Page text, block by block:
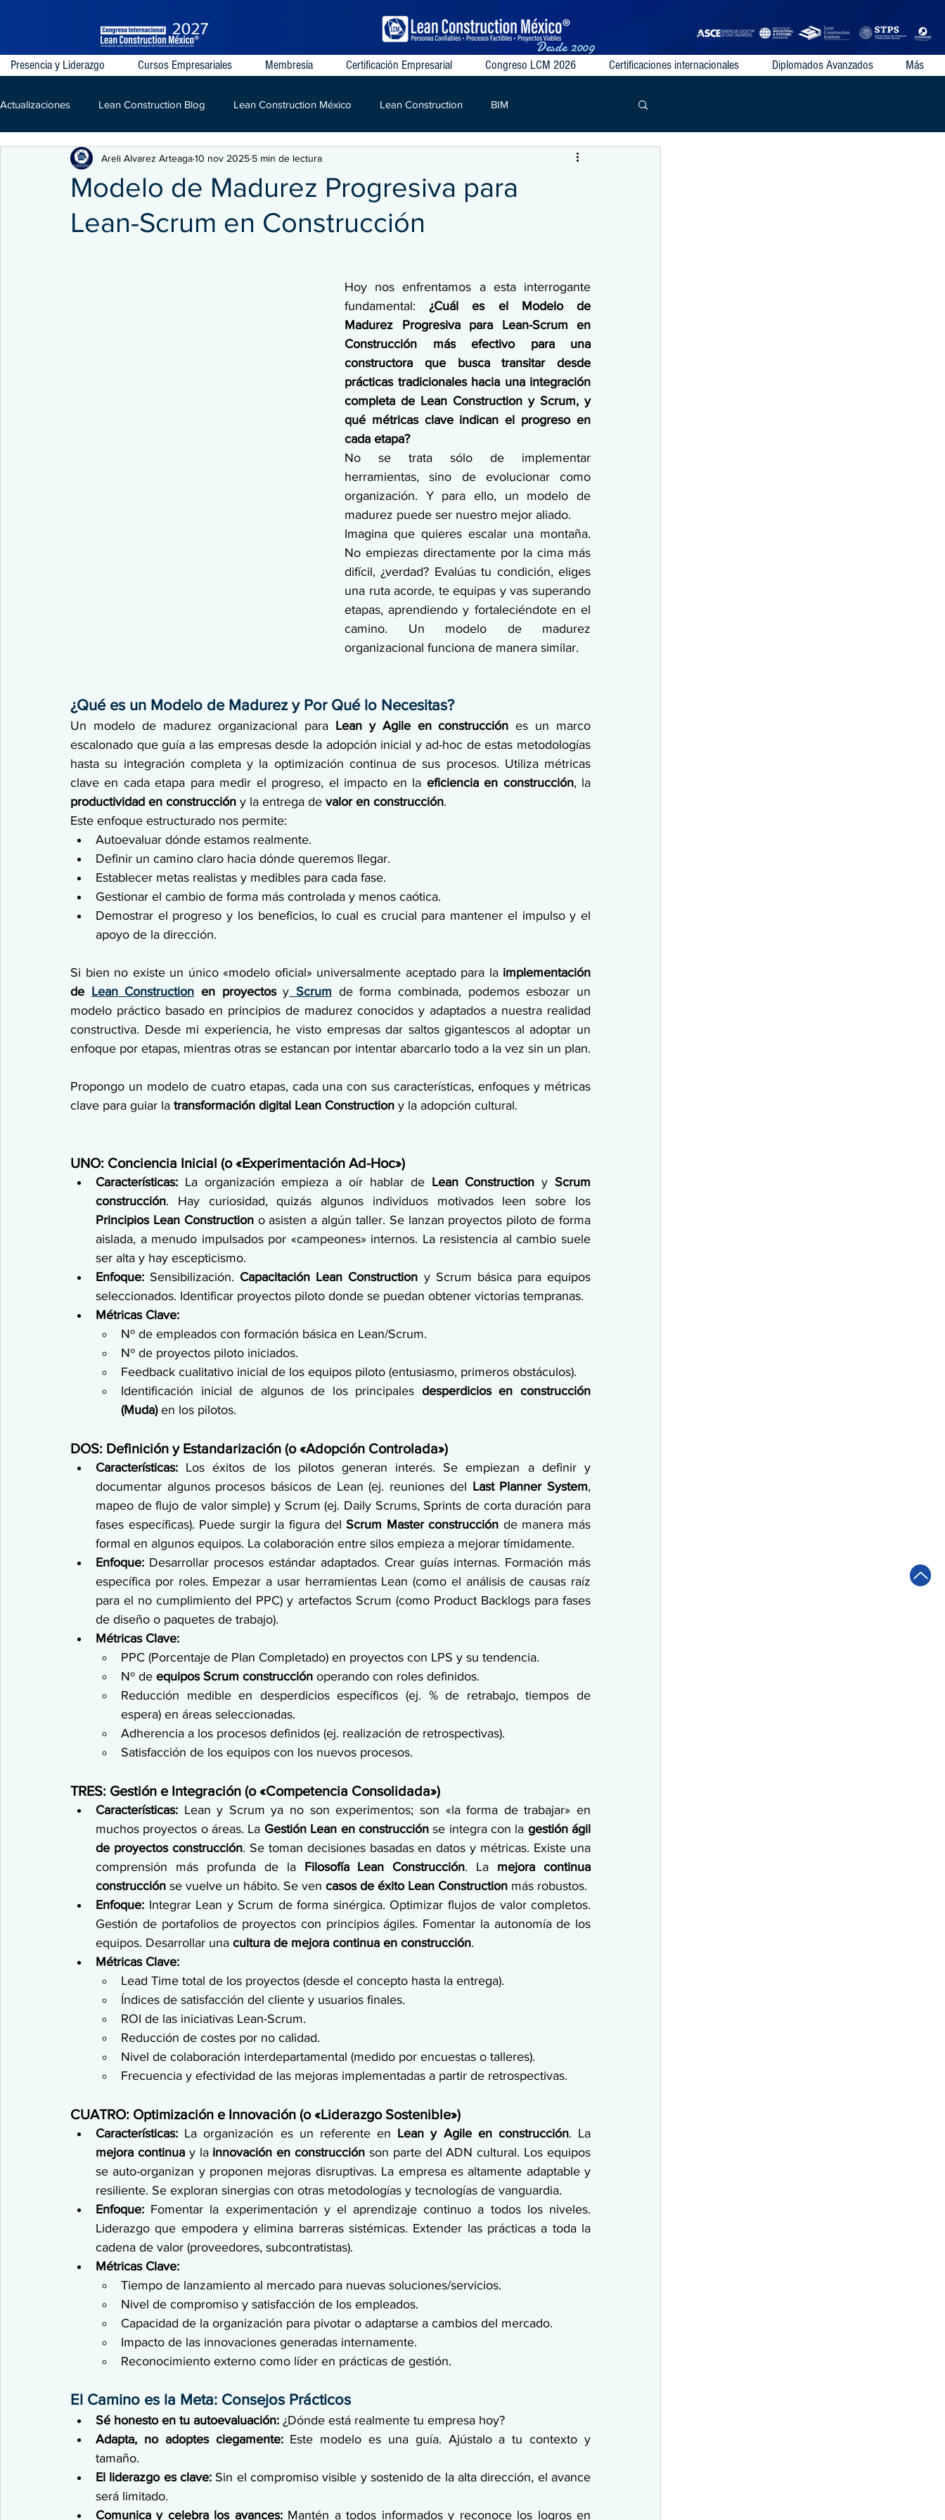
Desde 2009
Presencia y Liderazgo Cursos Empresariales Membresía Certificación Empresarial Congreso LCM 2026 Certificaciones internacionales Diplomados Avanzados Más
Actualizaciones Lean Construction Blog Lean Construction México Lean Construction BIM
Last Planner System VDC IPD Lean LPDS Contratos Colaborativos
Construcción
Modelo de Madurez Progresiva para
Lean-Scrum en Construcción
Areli Alvarez Arteaga10 nov 2025 5 min de lectura
Hoy nos enfrentamos a esta interrogante
fundamental: ¿Cuál es el Modelo de
Madurez Progresiva para Lean-Scrum en
Construcción más efectivo para una
constructora que busca transitar desde
prácticas tradicionales hacia una integración
completa de Lean Construction y Scrum, y
qué métricas clave indican el progreso en
cada etapa?
No se trata sólo de implementar
herramientas, sino de evolucionar como
organización. Y para ello, un modelo de
madurez puede ser nuestro mejor aliado.
Imagina que quieres escalar una montaña.
No empiezas directamente por la cima más
difícil, ¿verdad? Evalúas tu condición, eliges
una ruta acorde, te equipas y vas superando
etapas, aprendiendo y fortaleciéndote en el
camino. Un modelo de madurez
organizacional funciona de manera similar.
¿Qué es un Modelo de Madurez y Por Qué lo Necesitas?
Un modelo de madurez organizacional para Lean y Agile en construcción es un marco
escalonado que guía a las empresas desde la adopción inicial y ad-hoc de estas metodologías
hasta su integración completa y la optimización continua de sus procesos. Utiliza métricas
clave en cada etapa para medir el progreso, el impacto en la eficiencia en construcción
productividad en construcción y la entrega de valor en construcción.
Este enfoque estructurado nos permite:
Autoevaluar dónde estamos realmente.
Definir un camino claro hacia dónde queremos llegar.
Establecer metas realistas y medibles para cada fase.
Gestionar el cambio de forma más controlada y menos caótica.
Demostrar el progreso y los beneficios, lo cual es crucial para mantener el impulso y el
apoyo de la dirección.
Si bien no existe un único «modelo oficial» universalmente aceptado para la implementación
de Lean Construction en proyectos y Scrum de forma combinada, podemos esbozar un
modelo práctico basado en principios de madurez conocidos y adaptados a nuestra realidad
constructiva. Desde mi experiencia, he visto empresas dar saltos gigantescos al adoptar un
enfoque por etapas, mientras otras se estancan por intentar abarcarlo todo a la vez sin un plan.
Propongo un modelo de cuatro etapas, cada una con sus características, enfoques y métricas
clave para guiar la transformación digital Lean Construction y la adopción cultural.
UNO: Conciencia Inicial (o «Experimentación Ad-Hoc»)
Características: La organización empieza a oír hablar de Lean Construction y Scrum
construcción
Principios Lean Construction o asisten a algún taller. Se lanzan proyectos piloto de forma
aislada, a menudo impulsados por «campeones» internos. La resistencia al cambio suele
ser alta y hay escepticismo.
Enfoque: Sensibilización. Capacitación Lean Construction y Scrum básica para equipos
seleccionados. Identificar proyectos piloto donde se puedan obtener victorias tempranas.
Métricas Clave:
Nº de empleados con formación básica en Lean/Scrum.
Nº de proyectos piloto iniciados.
Feedback cualitativo inicial de los equipos piloto (entusiasmo, primeros obstáculos).
Identificación inicial de algunos de los principales desperdicios en construcción
(Muda) en los pilotos.
DOS: Definición y Estandarización (o «Adopción Controlada»)
Características: Los éxitos de los pilotos generan interés. Se empiezan a definir y
documentar algunos procesos básicos de Lean (ej. reuniones del Last Planner System,
mapeo de flujo de valor simple) y Scrum (ej. Daily Scrums, Sprints de corta duración para
fases específicas). Puede surgir la figura del Scrum Master construcción de manera más
formal en algunos equipos. La colaboración entre silos empieza a mejorar tímidamente.
Enfoque: Desarrollar procesos estándar adaptados. Crear guías internas. Formación más
específica por roles. Empezar a usar herramientas Lean (como el análisis de causas raíz
para el no cumplimiento del PPC) y artefactos Scrum (como Product Backlogs para fases
de diseño o paquetes de trabajo).
Métricas Clave:
PPC (Porcentaje de Plan Completado) en proyectos con LPS y su tendencia.
Nº de equipos Scrum construcción operando con roles definidos.
Reducción medible en desperdicios específicos (ej. % de retrabajo, tiempos de
espera) en áreas seleccionadas.
Adherencia a los procesos definidos (ej. realización de retrospectivas).
Satisfacción de los equipos con los nuevos procesos.
TRES: Gestión e Integración (o «Competencia Consolidada»)
Características: Lean y Scrum ya no son experimentos; son «la forma de trabajar» en
muchos proyectos o áreas. La Gestión Lean en construcción se integra con la gestión ágil
de proyectos construcción. Se toman decisiones basadas en datos y métricas. Existe una
comprensión más profunda de la Filosofía Lean Construcción. La mejora continua
construcción se vuelve un hábito. Se ven casos de éxito Lean Construction más robustos.
Enfoque: Integrar Lean y Scrum de forma sinérgica. Optimizar flujos de valor completos.
Gestión de portafolios de proyectos con principios ágiles. Fomentar la autonomía de los
equipos. Desarrollar una cultura de mejora continua en construcción.
Métricas Clave:
Lead Time total de los proyectos (desde el concepto hasta la entrega).
Índices de satisfacción del cliente y usuarios finales.
ROI de las iniciativas Lean-Scrum.
Reducción de costes por no calidad.
Nivel de colaboración interdepartamental (medido por encuestas o talleres).
Frecuencia y efectividad de las mejoras implementadas a partir de retrospectivas.
CUATRO: Optimización e Innovación (o «Liderazgo Sostenible»)
Características: La organización es un referente en Lean y Agile en construcción
mejora continua y la innovación en construcción son parte del ADN cultural. Los equipos
se auto-organizan y proponen mejoras disruptivas. La empresa es altamente adaptable y
resiliente. Se exploran sinergias con otras metodologías y tecnologías de vanguardia.
Enfoque: Fomentar la experimentación y el aprendizaje continuo a todos los niveles.
Liderazgo que empodera y elimina barreras sistémicas. Extender las prácticas a toda la
cadena de valor (proveedores, subcontratistas).
Métricas Clave:
Tiempo de lanzamiento al mercado para nuevas soluciones/servicios.
Nivel de compromiso y satisfacción de los empleados.
Capacidad de la organización para pivotar o adaptarse a cambios del mercado.
Impacto de las innovaciones generadas internamente.
Reconocimiento externo como líder en prácticas de gestión.
El Camino es la Meta: Consejos Prácticos
Sé honesto en tu autoevaluación: ¿Dónde está realmente tu empresa hoy?
Adapta, no adoptes ciegamente: Este modelo es una guía. Ajústalo a tu contexto y
tamaño.
El liderazgo es clave: Sin el compromiso visible y sostenido de la alta dirección, el avance
será limitado.
Comunica y celebra los avances: Mantén a todos informados y reconoce los logros en